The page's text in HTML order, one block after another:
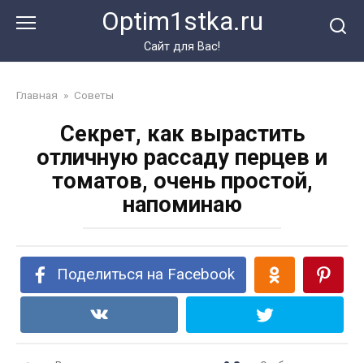
Optim1stka.ru
Сайт для Вас!
Главная » Советы
Секрет, как вырастить
отличную рассаду перцев и
томатов, очень простой,
напоминаю
Поделиться на Facebook